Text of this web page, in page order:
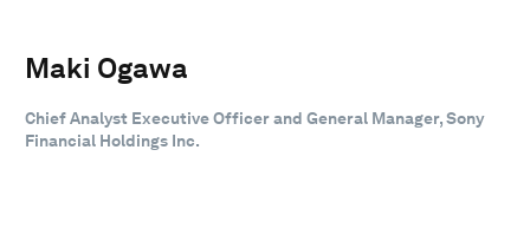
Maki Ogawa
Chief Analyst Executive Officer and General Manager, Sony
Financial Holdings Inc.